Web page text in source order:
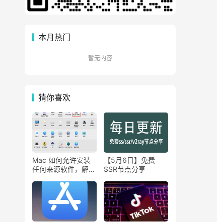
本月热门
暂无内容
猜你喜欢
Mac 如何允许安装
任何来源软件，解除
来源不明程序“
【5月6日】免费
SSR节点分享